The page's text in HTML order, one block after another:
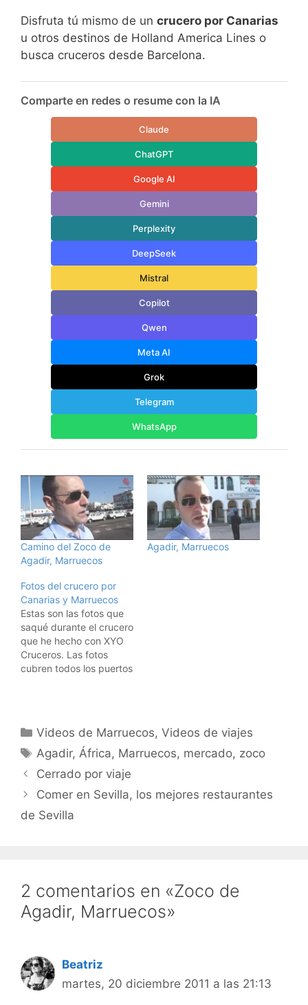
Disfruta tú mismo de un crucero por Canarias
u otros destinos de Holland America Lines o
busca cruceros desde Barcelona.
Comparte en redes o resume con la IA
Claude
ChatGPT
Google AI
Gemini
Perplexity
DeepSeek
Mistral
Copilot
Qwen
Meta AI
Grok
Telegram
WhatsApp
Camino del Zoco de
Agadir, Marruecos
Agadir, Marruecos
Fotos del crucero por
Canarias y Marruecos
Estas son las fotos que
saqué durante el crucero
que he hecho con XYO
Cruceros. Las fotos
cubren todos los puertos
lugares que encontraréis
en las fotos son: Málaga,
Tenerife (con el…
Categorías
Videos de Marruecos,Videos de viajes
Etiquetas
Agadir, África, Marruecos, mercado, zoco
Cerrado por viaje
Comer en Sevilla, los mejores restaurantes
de Sevilla
2 comentarios en «Zoco de
Agadir, Marruecos»
Beatriz
martes, 20 diciembre 2011 a las 21:13